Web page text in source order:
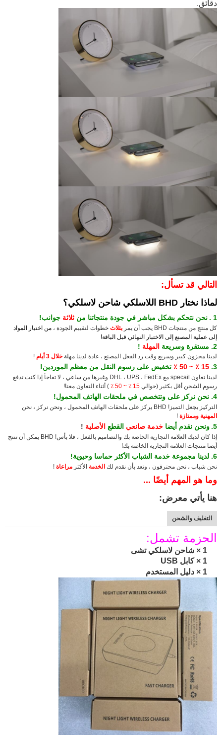
دقائق.
التالي قد تسأل:
لماذا نختار BHD اللاسلكي شاحن لاسلكي؟
1
. نحن نتحكم بشكل مباشر في جودة منتجاتنا من ثلاثة جوانب!
كل منتج من منتجات BHD يجب أن يمر بثلاث خطوات لتقييم الجودة ، من اختيار المواد
إلى عملية المصنع إلى الاختبار النهائي قبل الباقة!
2. مستقرة وسريعة المهلة !
لدينا مخزون كبير وسريع وقت رد الفعل المصنع ، عادة لدينا مهلة خلال 3 أيام !
3. 15 ٪ ~ 50 ٪ تخفيض على رسوم النقل من معظم الموردين!
لدينا تعاون specail مع DHL ، UPS ، FedEx وغيرها من ساعي ، لا تفاجأ إذا كنت تدفع
رسوم الشحن أقل بكثير (حوالي 15 ٪ ~ 50 ٪ ) أثناء التعاون معنا!
4. نحن نركز على وتتخصص في ملحقات الهاتف المحمول!
التركيز يجعل التميز! BHD يركز على ملحقات الهاتف المحمول ، ونحن نركز ، نحن
المهنية وممتازة !
5. ونحن نقدم أيضا خدمة صانعي القطع الأصلية !
إذا كان لديك العلامة التجارية الخاصة بك والتصاميم بالفعل ، فلا بأس!
BHD يمكن أن تنتج
أيضا منتجات العلامة التجارية الخاصة بك!
6. لدينا مجموعة خدمة الشباب الأكثر حماسا وحيوية!
نحن شباب ، نحن محترفون ، ونعد بأن نقدم لك الخدمة الأكثر مراعاة !
وما هو المهم أيضًا ...
هنا يأتي معرض:
التغليف والشحن
الحزمة تشمل:
1 × شاحن لاسلكي تشى
1 ×
كابل USB
1 ×
دليل المستخدم